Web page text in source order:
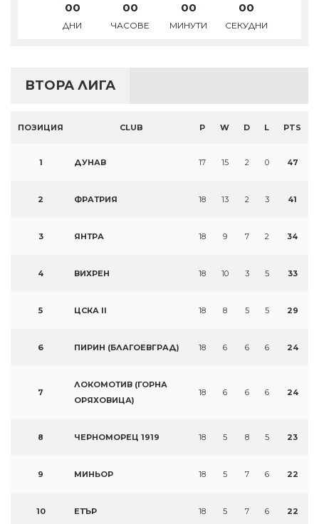
00
ДНИ
00
ЧАСОВЕ
00
МИНУТИ
00
СЕКУДНИ
ВТОРА ЛИГА
ПОЗИЦИЯ CLUB P W D L PTS
1 ДУНАВ 17 15 2 0 47
2 ФРАТРИЯ 18 13 2 3 41
3 ЯНТРА 18 9 7 2 34
4 ВИХРЕН 18 10 3 5 33
5 ЦСКА II 18 8 5 5 29
6 ПИРИН (БЛАГОЕВГРАД) 18 6 6 6 24
7
ЛОКОМОТИВ (ГОРНА
ОРЯХОВИЦА)
18 6 6 6 24
8 ЧЕРНОМОРЕЦ 1919 18 5 8 5 23
9 МИНЬОР 18 5 7 6 22
10 ЕТЪР 18 5 7 6 22